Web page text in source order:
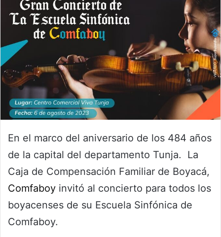
En el marco del aniversario de los 484 años
de la capital del departamento Tunja. La
Caja de Compensación Familiar de Boyacá,
Comfaboy invitó al concierto para todos los
boyacenses de su Escuela Sinfónica de
Comfaboy.